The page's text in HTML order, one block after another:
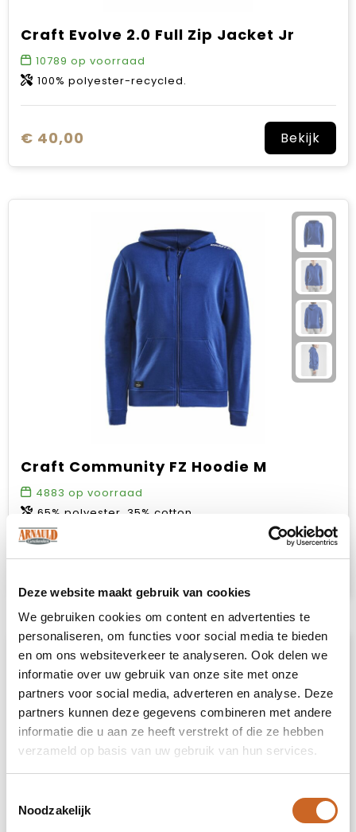
Deze website maakt gebruik van cookies
We gebruiken cookies om content en advertenties te
personaliseren, om functies voor social media te bieden
en om ons websiteverkeer te analyseren. Ook delen we
informatie over uw gebruik van onze site met onze
partners voor social media, adverteren en analyse. Deze
partners kunnen deze gegevens combineren met andere
informatie die u aan ze heeft verstrekt of die ze hebben
verzameld op basis van uw gebruik van hun services.
Noodzakelijk
Craft Evolve 2.0 Full Zip Jacket Jr
10789 op voorraad
100% polyester-recycled.
€ 40,00 Bekijk
Craft Community FZ Hoodie M
4883 op voorraad
65% polyester, 35% cotton.